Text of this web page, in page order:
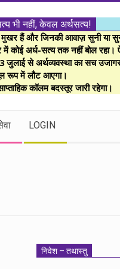
भी नहीं, केवल अर्थसत्य!
मुखर हैं और जिनकी आवाज़ सुनी या
अर्ध-सत्य तक नहीं बोल रहा।
जुलाई से अर्थव्यवस्था का सच
रूप में लौट आएगा।
कॉलम बदस्तूर जारी रहेगा।
LOGIN
निवेश – तथास्तु